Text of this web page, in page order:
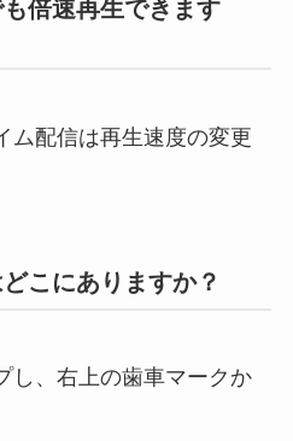
倍速再生できます
ム配信は再生速度の変更
こにありますか？
し、右上の歯車マークか